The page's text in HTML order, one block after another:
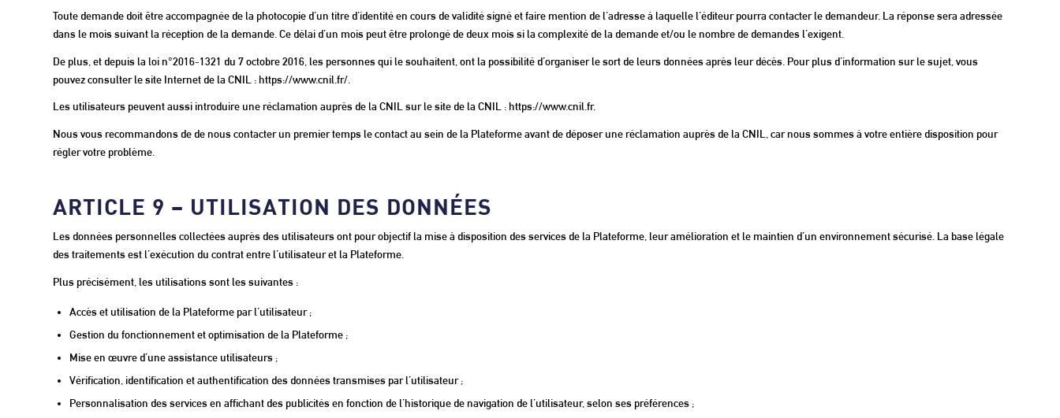
Toute demande doit être accompagnée de la photocopie d’un titre d’identité en cours de validité signé et faire mention de l’adresse à laquelle l’éditeur pourra contacter le demandeur. La réponse sera adressée
dans le mois suivant la réception de la demande. Ce délai d’un mois peut être prolongé de deux mois si la complexité de la demande et/ou le nombre de demandes l’exigent.
De plus, et depuis la loi n°2016-1321 du 7 octobre 2016, les personnes qui le souhaitent, ont la possibilité d’organiser le sort de leurs données après leur décès. Pour plus d’information sur le sujet, vous
pouvez consulter le site Internet de la CNIL : https://www.cnil.fr/.
Les utilisateurs peuvent aussi introduire une réclamation auprès de la CNIL sur le site de la CNIL : https://www.cnil.fr.
Nous vous recommandons de de nous contacter un premier temps le contact au sein de la Plateforme avant de déposer une réclamation auprès de la CNIL, car nous sommes à votre entière disposition pour
régler votre problème.
ARTICLE 9 – UTILISATION DES DONNÉES
Les données personnelles collectées auprès des utilisateurs ont pour objectif la mise à disposition des services de la Plateforme, leur amélioration et le maintien d’un environnement sécurisé. La base légale
des traitements est l’exécution du contrat entre l’utilisateur et la Plateforme.
Plus précisément, les utilisations sont les suivantes :
Accès et utilisation de la Plateforme par l’utilisateur ;
Gestion du fonctionnement et optimisation de la Plateforme ;
Mise en œuvre d’une assistance utilisateurs ;
Vérification, identification et authentification des données transmises par l’utilisateur ;
Personnalisation des services en affichant des publicités en fonction de l’historique de navigation de l’utilisateur, selon ses préférences ;